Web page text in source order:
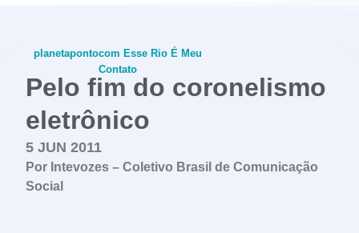
planetapontocom Esse Rio É Meu
Contato
Pelo fim do coronelismo
eletrônico
5 JUN 2011
Por Intevozes – Coletivo Brasil de Comunicação
Social